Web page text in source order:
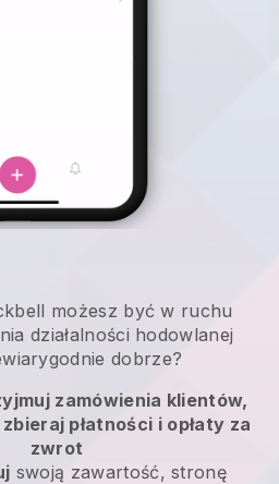
możesz być w ruchu
działalności hodowlanej
dobrze?
zamówienia klientów,
płatności i opłaty za
zwrot
swoją zawartość, stronę